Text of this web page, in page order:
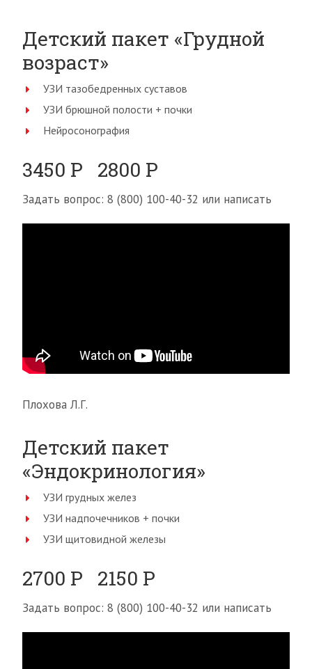
Детский пакет «Грудной
возраст»
УЗИ тазобедренных суставов
УЗИ брюшной полости + почки
Нейросонография
3450 Р 2800 Р
Задать вопрос: 8 (800) 100-40-32 или написать
Плохова Л.Г.
Детский пакет
«Эндокринология»
УЗИ грудных желез
УЗИ надпочечников + почки
УЗИ щитовидной железы
2700 Р 2150 Р
Задать вопрос: 8 (800) 100-40-32 или написать